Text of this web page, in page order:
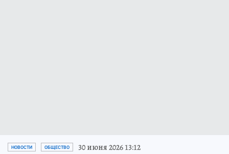
НОВОСТИ ОБЩЕСТВО 30 июня 2026 13:12